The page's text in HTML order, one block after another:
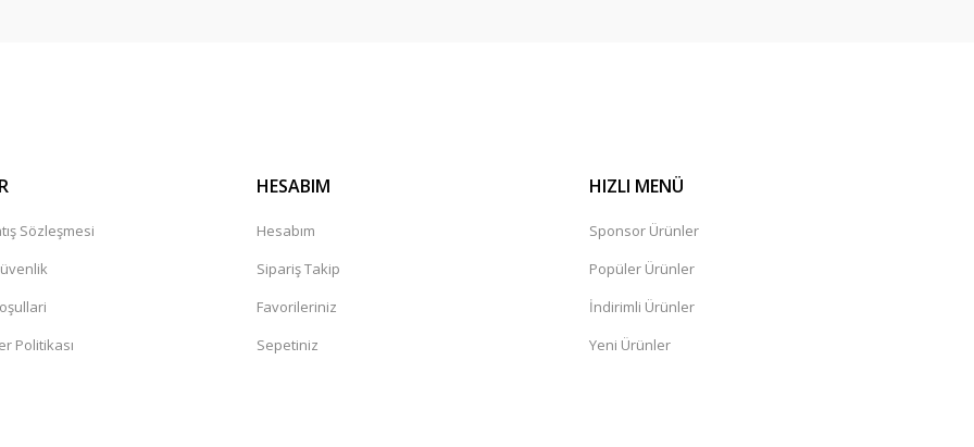
Sözleşmesi
Politikası
HESABIM
Hesabım
Sipariş Takip
Favorileriniz
Sepetiniz
HIZLI MENÜ
Sponsor Ürünler
Popüler Ürünler
İndirimli Ürünler
Yeni Ürünler